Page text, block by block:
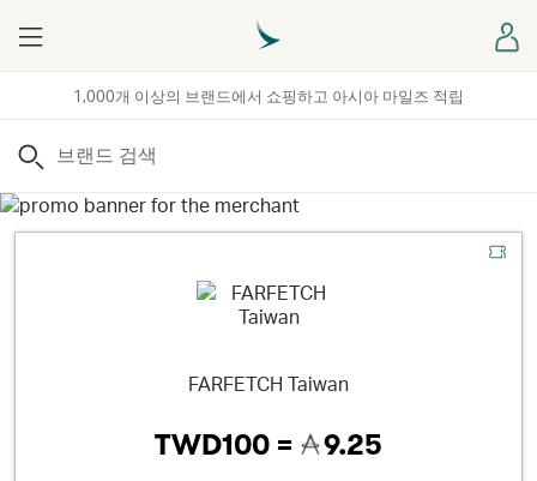
1,000개 이상의 브랜드에서 쇼핑하고 아시아 마일즈 적립
Menu
검색
FARFETCH Taiwan
TWD100 = 9.25